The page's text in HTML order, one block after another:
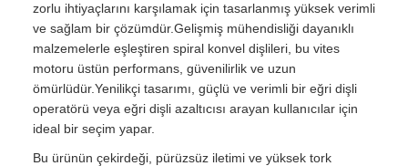
zorlu ihtiyaçlarını karşılamak için tasarlanmış yüksek verimli
ve sağlam bir çözümdür.Gelişmiş mühendisliği dayanıklı
malzemelerle eşleştiren spiral konvel dişlileri, bu vites
motoru üstün performans, güvenilirlik ve uzun
ömürlüdür.Yenilikçi tasarımı, güçlü ve verimli bir eğri dişli
operatörü veya eğri dişli azaltıcısı arayan kullanıcılar için
ideal bir seçim yapar.
Bu ürünün çekirdeği, pürüzsüz iletimi ve yüksek tork